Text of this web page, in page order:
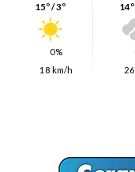
15º / 3º
0%
18 km/h